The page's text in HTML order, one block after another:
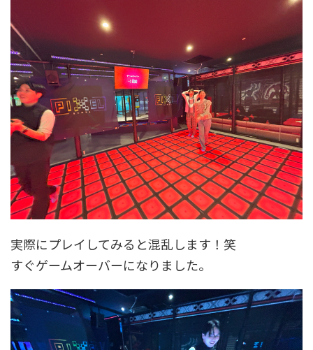
実際にプレイしてみると混乱します！笑
すぐゲームオーバーになりました。